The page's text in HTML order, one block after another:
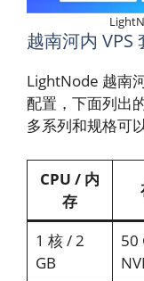
越南河内 VPS
LightNode 越南
配置，下面列出
多系列和规格可
CPU / 内
存
1 核 / 2
GB
50